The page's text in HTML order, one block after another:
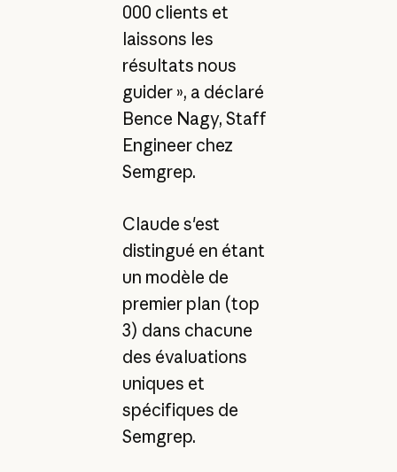
000 clients et
laissons les
résultats nous
guider », a déclaré
Bence Nagy, Staff
Engineer chez
Semgrep.
Claude s'est
distingué en étant
un modèle de
premier plan (top
3) dans chacune
des évaluations
uniques et
spécifiques de
Semgrep.